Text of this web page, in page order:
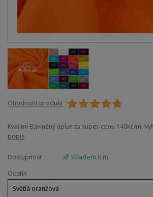
Ohodnotit produkt
Kvalitní Bavlněný úplet za super cenu 140Kč/m.
popis
Dostupnost
🌈 Skladem 8 m
Odstín